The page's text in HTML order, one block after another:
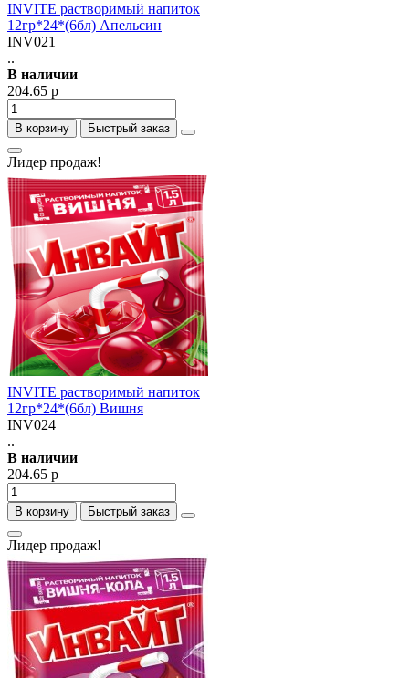
INVITE растворимый напиток
12гр*24*(6бл) Апельсин
INV021
..
В наличии
204.65 р
В корзину Быстрый заказ
Лидер продаж!
INVITE растворимый напиток
12гр*24*(6бл) Вишня
INV024
..
В наличии
204.65 р
В корзину Быстрый заказ
Лидер продаж!